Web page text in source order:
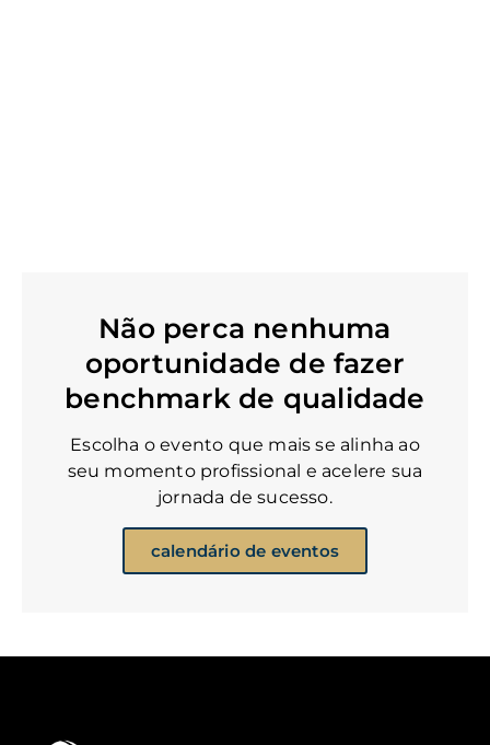
Não perca nenhuma
oportunidade de fazer
benchmark de qualidade
Escolha o evento que mais se alinha ao
seu momento profissional e acelere sua
jornada de sucesso.
calendário de eventos